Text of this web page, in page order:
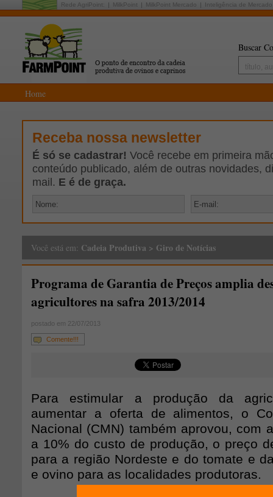
Rede AgriPoint: MilkPoint MilkPoint Mercado Inteligência de Mercado
Buscar
Home
Receba nossa newsletter
É só se cadastrar! Você recebe em primeira
conteúdo publicado, além de outras novidades,
mail. E é de graça.
Você está em: Cadeia Produtiva > Giro de Notícias
Programa de Garantia de Preços amplia
agricultores na safra 2013/2014
postado em 22/07/2013
Comente!!!
Para estimular a produção da
aumentar a oferta de alimentos, o
Nacional (CMN) também aprovou, com
a 10% do custo de produção, o preço
para a região Nordeste e do tomate e
e ovino para as localidades produtoras.